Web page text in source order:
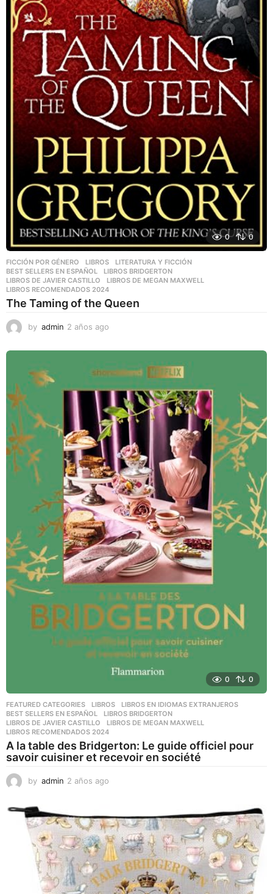
0 0
FICCIÓN POR GÉNERO ,LIBROS ,LITERATURA Y FICCIÓN
BEST SELLERS EN ESPAÑOL
,LIBROS BRIDGERTON
LIBROS DE JAVIER CASTILLO
,LIBROS DE MEGAN MAXWELL
LIBROS RECOMENDADOS 2024
The Taming of the Queen
by admin 2 años ago
ñ
s
g
o
0 0
FEATURED CATEGORIES ,LIBROS ,LIBROS EN IDIOMAS EXTRANJEROS
BEST SELLERS EN ESPAÑOL
,LIBROS BRIDGERTON
LIBROS DE JAVIER CASTILLO
,LIBROS DE MEGAN MAXWELL
LIBROS RECOMENDADOS 2024
A la table des Bridgerton: Le guide officiel pour
savoir cuisiner et recevoir en société
by admin 2 años ago
o
s
a
g
o